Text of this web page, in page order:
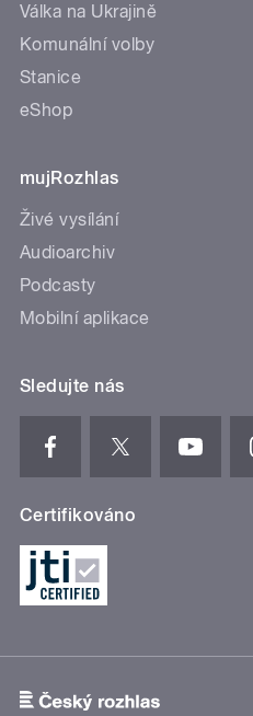
Válka na Ukrajině
Komunální volby
Stanice
eShop
mujRozhlas
Živé vysílání
Audioarchiv
Podcasty
Mobilní aplikace
Sledujte nás
Certifikováno